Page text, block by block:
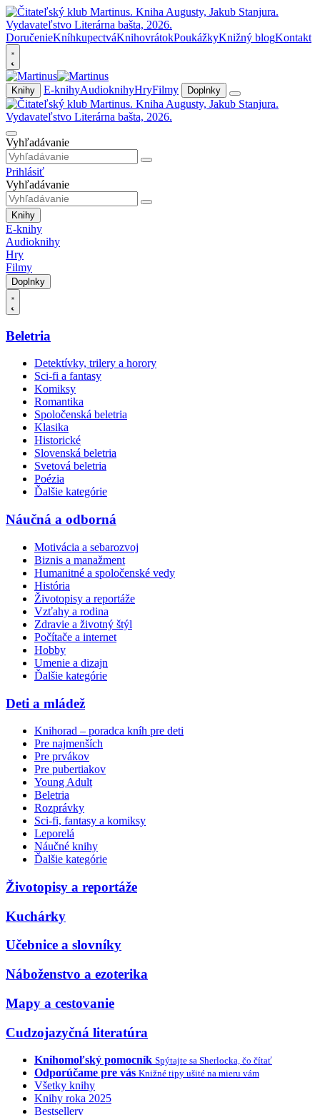
DoručenieKníhkupectváKnihovrátokPoukážkyKnižný blogKontakt
Knihy E-knihyAudioknihyHryFilmy Doplnky
Vyhľadávanie
Prihlásiť
Vyhľadávanie
Knihy
E-knihy
Audioknihy
Hry
Filmy
Doplnky
Beletria
Detektívky, trilery a horory
Sci-fi a fantasy
Komiksy
Romantika
Spoločenská beletria
Klasika
Historické
Slovenská beletria
Svetová beletria
Poézia
Ďalšie kategórie
Náučná a odborná
Motivácia a sebarozvoj
Biznis a manažment
Humanitné a spoločenské vedy
História
Životopisy a reportáže
Vzťahy a rodina
Zdravie a životný štýl
Počítače a internet
Hobby
Umenie a dizajn
Ďalšie kategórie
Deti a mládež
Knihorad – poradca kníh pre deti
Pre najmenších
Pre prvákov
Pre pubertiakov
Young Adult
Beletria
Rozprávky
Sci-fi, fantasy a komiksy
Leporelá
Náučné knihy
Ďalšie kategórie
Životopisy a reportáže
Kuchárky
Učebnice a slovníky
Náboženstvo a ezoterika
Mapy a cestovanie
Cudzojazyčná literatúra
Knihomoľský pomocník Spýtajte sa Sherlocka, čo čítať
Odporúčame pre vás Knižné tipy ušité na mieru vám
Všetky knihy
Knihy roka 2025
Bestsellery